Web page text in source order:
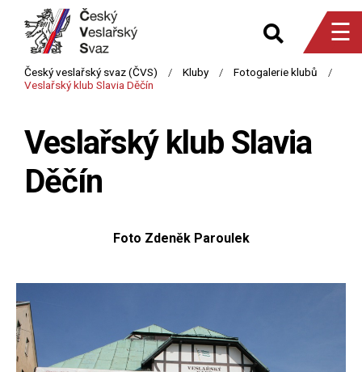
☰
Veslařský klub Slavia
Děčín
Foto Zdeněk Paroulek